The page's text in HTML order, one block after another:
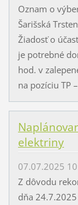
Oznam o
Šarišská
Žiadosť o
je potrebné
hod. v
na pozíciu TP
elektriny
07.07.2025
Z dôvodu
dňa